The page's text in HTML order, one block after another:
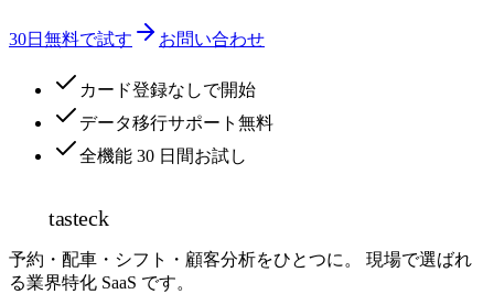
30日無料で試す お問い合わせ
カード登録なしで開始
データ移行サポート無料
全機能 30 日間お試し
tasteck
予約・配車・シフト・顧客分析をひとつに。 現場で選ばれ
る業界特化 SaaS です。